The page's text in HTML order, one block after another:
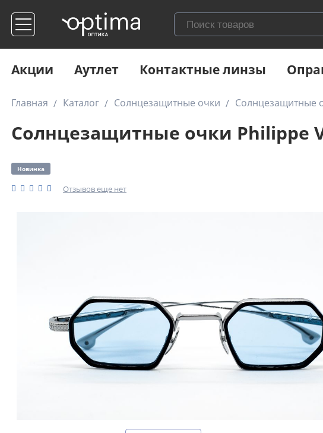
Акции Аутлет Контактные линзы
Главная Каталог Солнцезащитные очки Солнцезащитные
Солнцезащитные очки Philippe V
Новинка
Отзывов еще нет